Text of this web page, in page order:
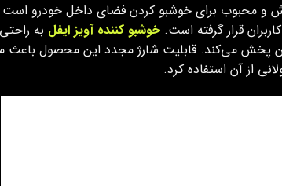
و محبوب برای خوشبو کردن فضای داخل خودرو است
قرار گرفته است. خوشبو کننده آویز ایفل به‌
پخش می‌کند. قابلیت شارژ مجدد این محصول باعث
از آن استفاده کرد.